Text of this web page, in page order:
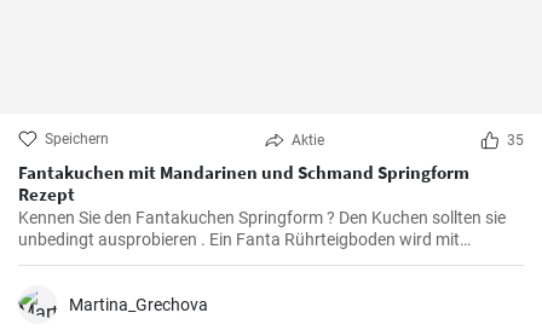
Speichern Aktie 35
Fantakuchen mit Mandarinen und Schmand Springform
Rezept
Kennen Sie den Fantakuchen Springform ? Den Kuchen sollten sie
unbedingt ausprobieren . Ein Fanta Rührteigboden wird mit
Mandarinen und einer Schmand Sahne Füllung belegt. Fruchtig ,
Martina_Grechova